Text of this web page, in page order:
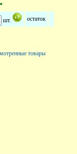
шт. остаток
товары